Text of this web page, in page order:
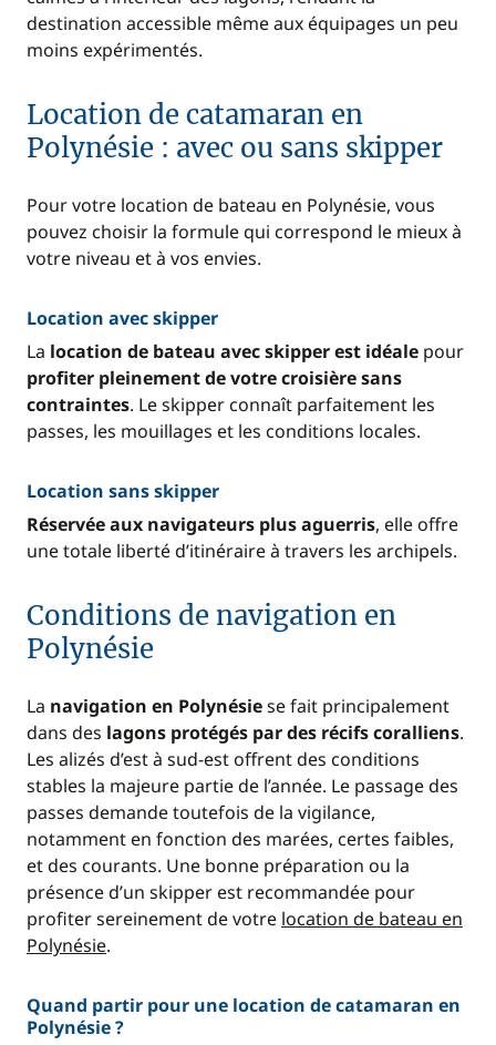
destination accessible même aux équipages un peu
moins expérimentés.
Location de catamaran en
Polynésie : avec ou sans skipper
Pour votre location de bateau en Polynésie, vous
pouvez choisir la formule qui correspond le mieux à
votre niveau et à vos envies.
Location avec skipper
La location de bateau avec skipper est idéale pour
profiter pleinement de votre croisière sans
contraintes. Le skipper connaît parfaitement les
passes, les mouillages et les conditions locales.
Location sans skipper
Réservée aux navigateurs plus aguerris, elle offre
une totale liberté d’itinéraire à travers les archipels.
Conditions de navigation en
Polynésie
La navigation en Polynésiese fait principalement
dans des lagons protégés par des récifs coralliens.
Les alizés d’est à sud-est offrent des conditions
stables la majeure partie de l’année. Le passage des
passes demande toutefois de la vigilance,
notamment en fonction des marées, certes faibles,
et des courants. Une bonne préparation ou la
présence d’un skipper est recommandée pour
profiter sereinement de votre location de bateau en
Polynésie.
Quand partir pour une location de catamaran en
Polynésie ?